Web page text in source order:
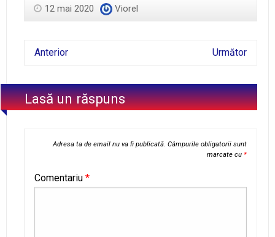
12 mai 2020 Viorel
Anterior Următor
Lasă un răspuns
Adresa ta de email nu va fi publicată. Câmpurile obligatorii sunt
marcate cu *
Comentariu *